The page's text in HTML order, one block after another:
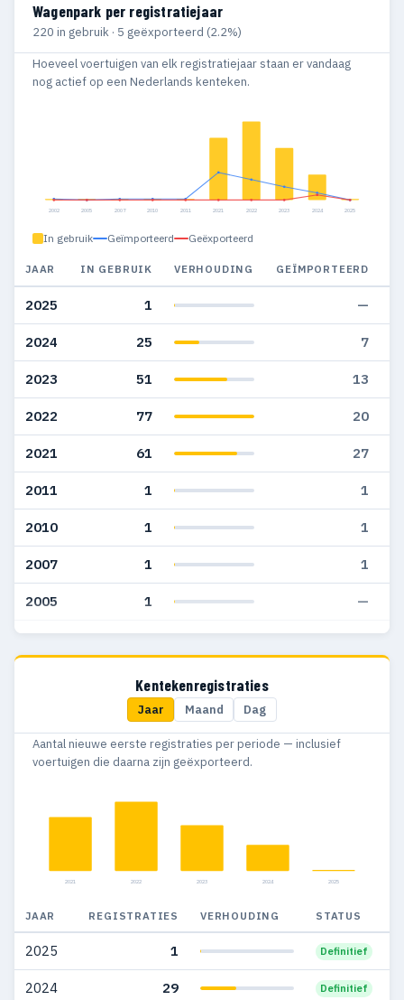
Wagenpark per registratiejaar
220 in gebruik · 5 geëxporteerd (2.2%)
Hoeveel voertuigen van elk registratiejaar staan er vandaag
nog actief op een Nederlands kenteken.
2002 2005 2007 2010 2011 2021 2022 2023 2024 2025
In gebruik Geïmporteerd Geëxporteerd
JAAR IN GEBRUIK VERHOUDING GEÏMPORTEERD
2025 1 —
2024 25 7
2023 51 13
2022 77 20
2021 61 27
2011 1 1
2010 1 1
2007 1 1
2005 1 —
2002 1 1
Kentekenregistraties
Jaar Maand Dag
Aantal nieuwe eerste registraties per periode — inclusief
voertuigen die daarna zijn geëxporteerd.
2021 2022 2023 2024 2025
JAAR REGISTRATIES VERHOUDING STATUS
2025 1 Definitief
2024 29 Definitief